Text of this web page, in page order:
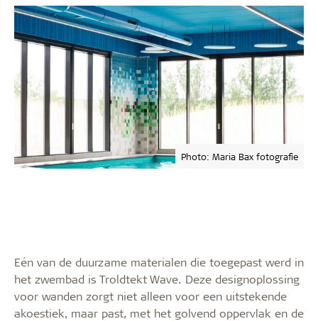
Photo: Maria Bax fotografie
Eén van de duurzame materialen die toegepast werd in
het zwembad is Troldtekt Wave. Deze designoplossing
voor wanden zorgt niet alleen voor een uitstekende
akoestiek, maar past, met het golvend oppervlak en de